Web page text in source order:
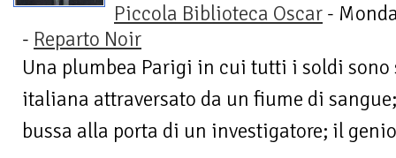
Piccola Biblioteca Oscar -
- Reparto Noir
Una plumbea Parigi in cui tutti i soldi
italiana attraversato da un fiume di
bussa alla porta di un investigatore; il